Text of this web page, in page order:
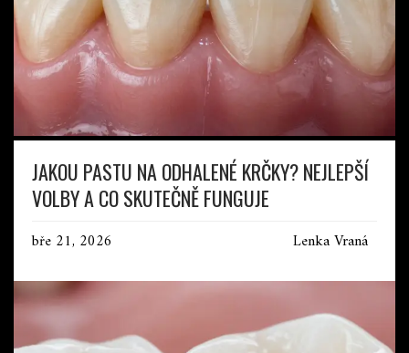
JAKOU PASTU NA ODHALENÉ KRČKY? NEJLEPŠÍ
VOLBY A CO SKUTEČNĚ FUNGUJE
bře 21, 2026 Lenka Vraná